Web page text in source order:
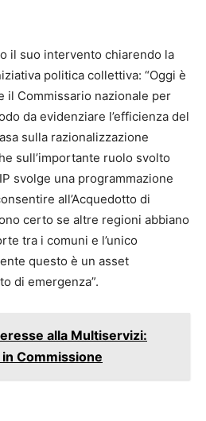
il suo intervento chiarendo la
politica collettiva: “Oggi è
il Commissario nazionale per
da evidenziare l’efficienza del
sulla razionalizzazione
sull’importante ruolo svolto
svolge una programmazione
all’Acquedotto di
certo se altre regioni abbiano
tra i comuni e l’unico
questo è un asset
di emergenza”.
alla Multiservizi:
Commissione